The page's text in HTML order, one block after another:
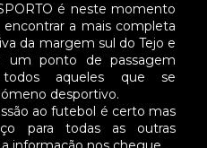
é neste momento
a mais completa
da margem sul do Tejo e
um ponto de passagem
todos aqueles que se
desportivo.
ao futebol é certo mas
para todas as outras